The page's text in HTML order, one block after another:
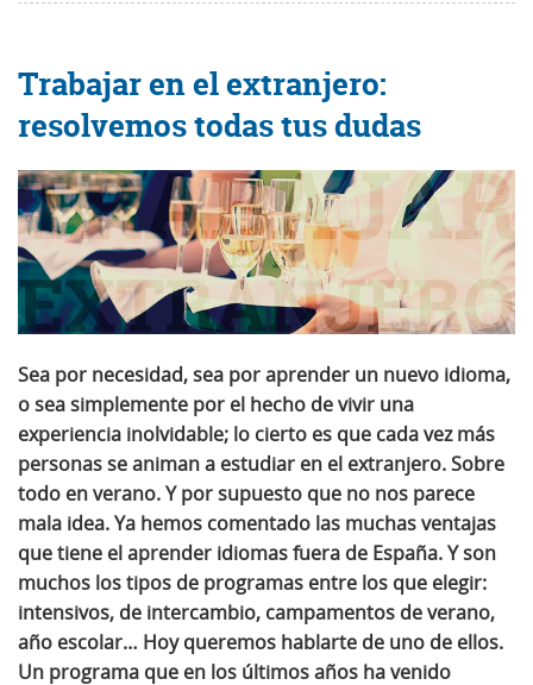
Trabajar en el extranjero:
resolvemos todas tus dudas
Sea por necesidad, sea por aprender un nuevo idioma,
o sea simplemente por el hecho de vivir una
experiencia inolvidable; lo cierto es que cada vez más
personas se animan a estudiar en el extranjero. Sobre
todo en verano. Y por supuesto que no nos parece
mala idea. Ya hemos comentado las muchas ventajas
que tiene el aprender idiomas fuera de España. Y son
muchos los tipos de programas entre los que elegir:
intensivos, de intercambio, campamentos de verano,
año escolar… Hoy queremos hablarte de uno de ellos.
Un programa que en los últimos años ha venido